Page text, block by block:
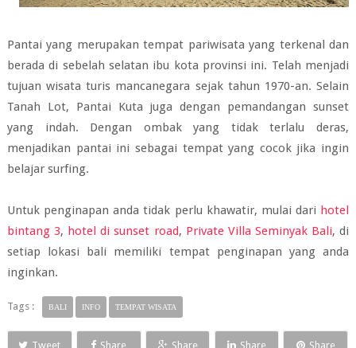
Pantai yang merupakan tempat pariwisata yang terkenal dan
berada di sebelah selatan ibu kota provinsi ini. Telah menjadi
tujuan wisata turis mancanegara sejak tahun 1970-an. Selain
Tanah Lot, Pantai Kuta juga dengan pemandangan sunset
yang indah. Dengan ombak yang tidak terlalu deras,
menjadikan pantai ini sebagai tempat yang cocok jika ingin
belajar surfing.
Untuk penginapan anda tidak perlu khawatir, mulai dari hotel
bintang 3, hotel di sunset road, Private Villa Seminyak Bali, di
setiap lokasi bali memiliki tempat penginapan yang anda
inginkan.
Tags : BALI INFO TEMPAT WISATA
Tweet Share Share Share Share